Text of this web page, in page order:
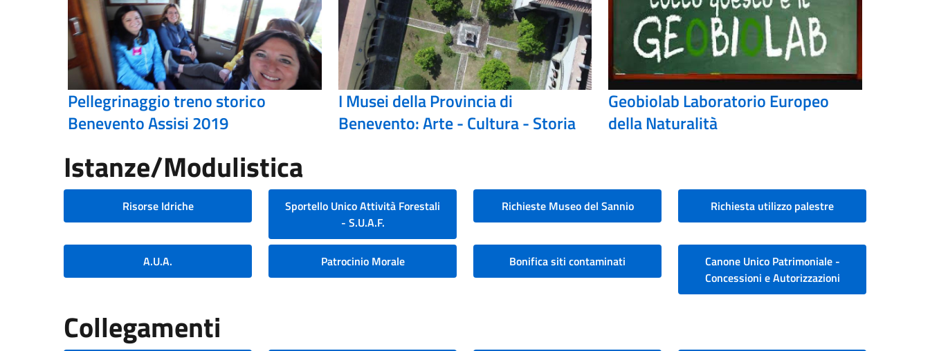
Pellegrinaggio treno storico
Benevento Assisi 2019
I Musei della Provincia di
Benevento: Arte - Cultura - Storia
Geobiolab Laboratorio Europeo
della Naturalità
Istanze/Modulistica
Risorse Idriche
Sportello Unico Attività Forestali
- S.U.A.F.
Richieste Museo del Sannio Richiesta utilizzo palestre
A.U.A. Patrocinio Morale Bonifica siti contaminati
Canone Unico Patrimoniale -
Concessioni e Autorizzazioni
Collegamenti